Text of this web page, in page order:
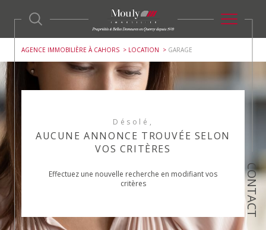
CONTACT
AGENCE IMMOBILIÈRE À CAHORS LOCATION GARAGE
Désolé,
AUCUNE ANNONCE TROUVÉE SELON
VOS CRITÈRES
Effectuez une nouvelle recherche en modifiant vos
critères